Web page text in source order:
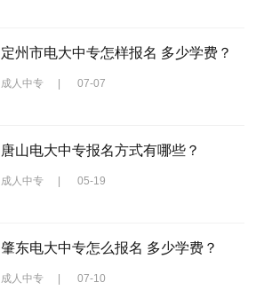
定州市电大中专怎样报名 多少学费？
成人中专 07-07
唐山电大中专报名方式有哪些？
成人中专 | 05-19
肇东电大中专怎么报名 多少学费？
成人中专 | 07-10